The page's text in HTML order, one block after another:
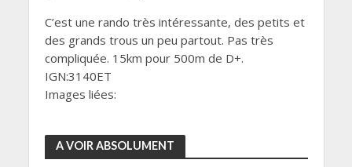
C’est une rando très intéressante, des petits et
des grands trous un peu partout. Pas très
compliquée. 15km pour 500m de D+.
IGN:3140ET
Images liées:
A VOIR ABSOLUMENT